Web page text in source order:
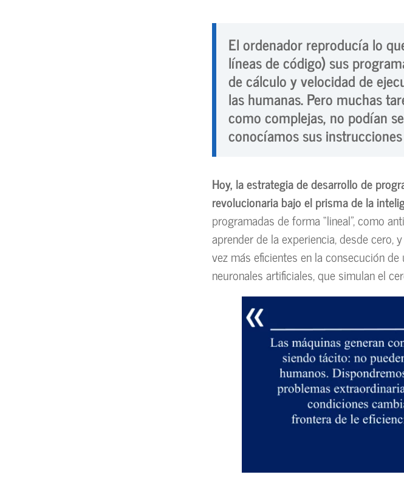
El ordenador reproducía lo
líneas de código) sus
de cálculo y velocidad de
las humanas. Pero muchas
como complejas, no podían
conocíamos sus
Hoy, la estrategia de desarrollo de
revolucionaria bajo el prisma de la
programadas de forma “lineal”, como
aprender de la experiencia, desde
vez más eficientes en la consecución
neuronales artificiales, que simulan el